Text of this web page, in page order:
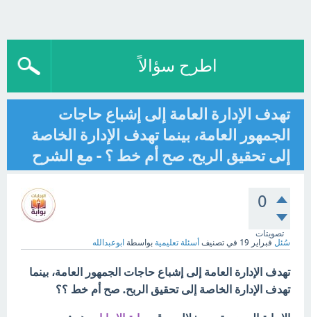
اطرح سؤالاً
تهدف الإدارة العامة إلى إشباع حاجات
الجمهور العامة، بينما تهدف الإدارة الخاصة
إلى تحقيق الربح. صح أم خط ؟ - مع الشرح
0
تصويتات
سُئل فبراير 19 في تصنيف أسئلة تعليمية بواسطة ابوعبدالله
تهدف الإدارة العامة إلى إشباع حاجات الجمهور العامة، بينما
تهدف الإدارة الخاصة إلى تحقيق الربح. صح أم خط ؟؟